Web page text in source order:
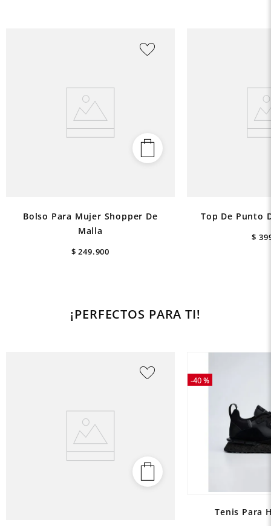
Bolso Para Mujer Shopper De
Malla
$ 249.900
Top De Punto
$
¡PERFECTOS PARA TI!
-40 %
Tenis Para